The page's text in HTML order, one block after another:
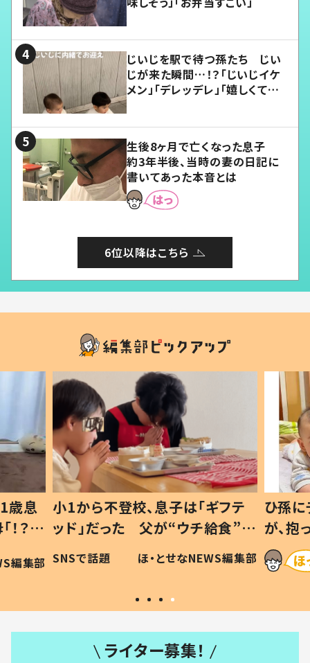
じいじを駅で待つ孫たち じい
じが来た瞬間…！？「じいじイケ
メン」「デレッデレ」「嬉しくて可
生後8ヶ月で亡くなった息子
約3年半後、当時の妻の日記に
書いてあった本音とは
6位以降はこちら
歳息
？」
編集部
小1から不登校、息子は「ギフテ
ッド」だった 父が“ウチ給食”を
作り続ける理由とは #令和の親
#令和の子
SNSで話題 ほ・とせなNEWS編集部
ひ孫
が、
「涙が
い」
ライター募集！